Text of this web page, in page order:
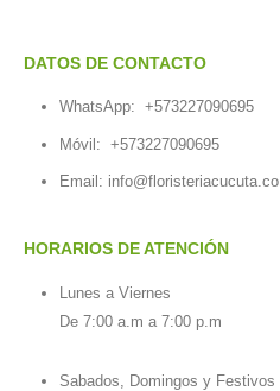
DATOS DE CONTACTO
WhatsApp: +573227090695
Móvil: +573227090695
Email: info@floristeriacucuta.co
HORARIOS DE ATENCIÓN
Lunes a Viernes
De 7:00 a.m a 7:00 p.m
Sabados, Domingos y Festivos